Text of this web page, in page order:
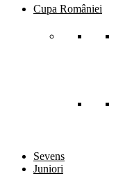
Cupa României
Sevens
Juniori